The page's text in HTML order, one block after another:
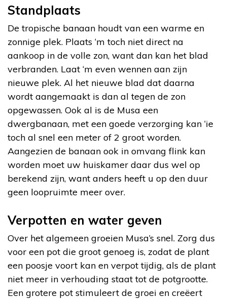
Standplaats
De tropische banaan houdt van een warme en
zonnige plek. Plaats ‘m toch niet direct na
aankoop in de volle zon, want dan kan het blad
verbranden. Laat ‘m even wennen aan zijn
nieuwe plek. Al het nieuwe blad dat daarna
wordt aangemaakt is dan al tegen de zon
opgewassen. Ook al is de Musa een
dwergbanaan, met een goede verzorging kan ‘ie
toch al snel een meter of 2 groot worden.
Aangezien de banaan ook in omvang flink kan
worden moet uw huiskamer daar dus wel op
berekend zijn, want anders heeft u op den duur
geen loopruimte meer over.
Verpotten en water geven
Over het algemeen groeien Musa’s snel. Zorg dus
voor een pot die groot genoeg is, zodat de plant
een poosje voort kan en verpot tijdig, als de plant
niet meer in verhouding staat tot de potgrootte.
Een grotere pot stimuleert de groei en creëert